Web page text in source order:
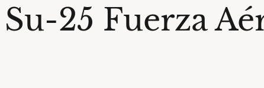
Su-25 Fuerza